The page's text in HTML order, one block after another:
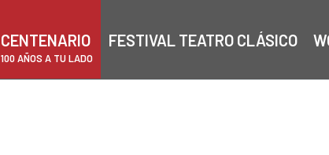
CENTENARIO
100 AÑOS A TU LADO
FESTIVAL TEATRO CLÁSICO